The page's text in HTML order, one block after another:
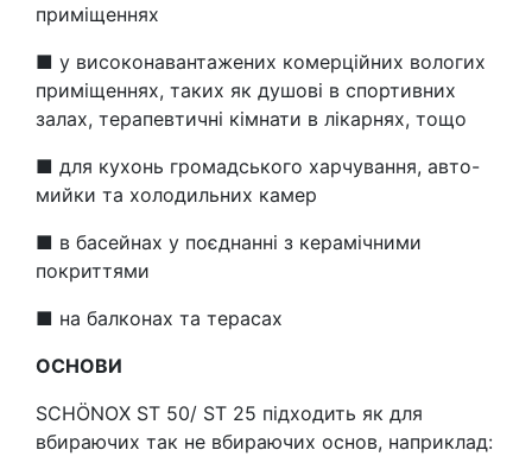
приміщеннях
■ у високонавантажених комерційних вологих
приміщеннях, таких як душові в спортивних
залах, терапевтичні кімнати в лікарнях, тощо
■ для кухонь громадського харчування, авто-
мийки та холодильних камер
■ в басейнах у поєднанні з керамічними
покриттями
■ на балконах та терасах
ОСНОВИ
SCHÖNOX ST 50/ ST 25 підходить як для
вбираючих так не вбираючих основ, наприклад: